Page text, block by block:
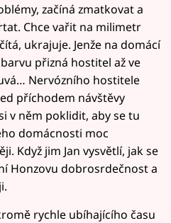
začíná zmatkovat a
Chce vařit na milimetr
ukrajuje. Jenže na domácí
přizná hostitel až ve
Nervózního hostitele
příchodem návštěvy
v něm poklidit, aby se tu
domácnosti moc
Když jim Jan vysvětlí, jak se
Honzovu dobrosrdečnost a
rychle ubíhajícího času